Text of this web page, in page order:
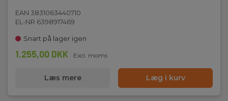
EAN 3831063440710
EL-NR 6398917469
Snart på lager igen
1.255,00 DKK Excl. moms
Læs mere Læg i kurv